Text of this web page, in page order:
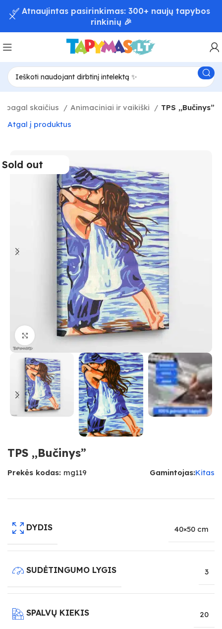
pagal skaičius Animaciniai ir vaikiški
TPS ,,Bučinys”
Atgal į produktus
Sold out
Paspauskite, kad priartinti
TPS ,,Bučinys”
Prekės kodas: mg119 Gamintojas:Kitas
DYDIS 40×50 cm
SUDĖTINGUMO LYGIS 3
SPALVŲ KIEKIS 20
📦 Greitas užsakymų pristatymas – iki 48 val! 🚚